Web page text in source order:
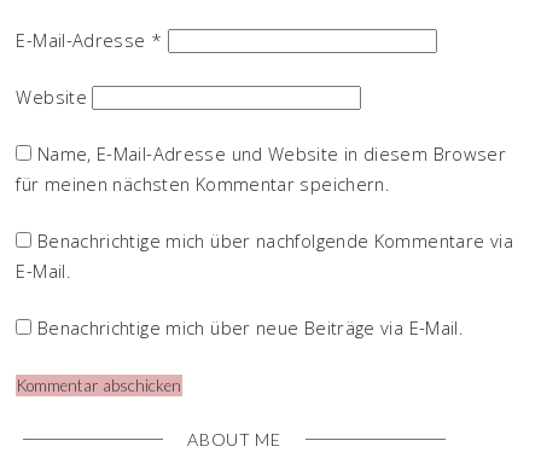
E-Mail-Adresse *
Website
Name, E-Mail-Adresse und Website in diesem Browser
für meinen nächsten Kommentar speichern.
Benachrichtige mich über nachfolgende Kommentare via
E-Mail.
Benachrichtige mich über neue Beiträge via E-Mail.
ABOUT ME